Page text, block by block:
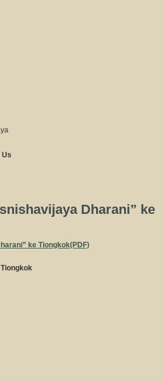
Us
Dharani” ke
ke Tiongkok(PDF)